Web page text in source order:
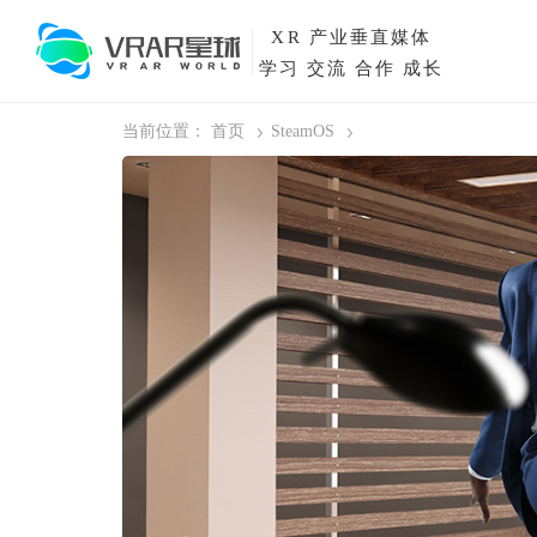
XR
产业垂直媒体
学习 交流 合作 成长
当前位置： 首页 SteamOS